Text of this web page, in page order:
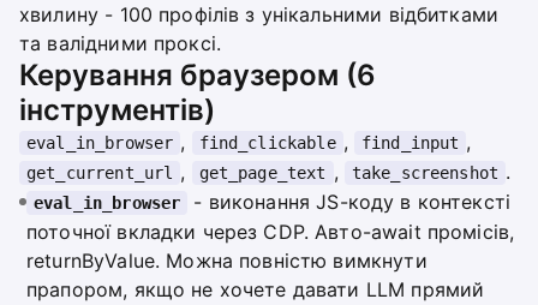
хвилину - 100 профілів з унікальними відбитками
та валідними проксі.
Керування браузером (6
інструментів)
eval_in_browser , find_clickable , find_input ,
get_current_url , get_page_text , take_screenshot .
eval_in_browser
- виконання JS-коду в контексті
поточної вкладки через CDP. Авто-await промісів,
returnByValue. Можна повністю вимкнути
прапором, якщо не хочете давати LLM прямий